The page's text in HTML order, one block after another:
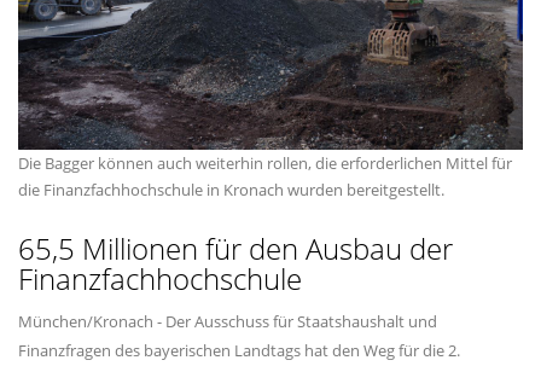
Die Bagger können auch weiterhin rollen, die erforderlichen Mittel für
die Finanzfachhochschule in Kronach wurden bereitgestellt.
65,5 Millionen für den Ausbau der
Finanzfachhochschule
München/Kronach - Der Ausschuss für Staatshaushalt und
Finanzfragen des bayerischen Landtags hat den Weg für die 2.